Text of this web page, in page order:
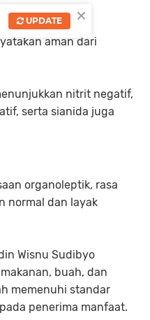
aman dari
nitrit negatif,
serta sianida juga
organoleptik, rasa
normal dan layak
Wisnu Sudibyo
buah, dan
memenuhi standar
penerima manfaat.
×
UPDATE